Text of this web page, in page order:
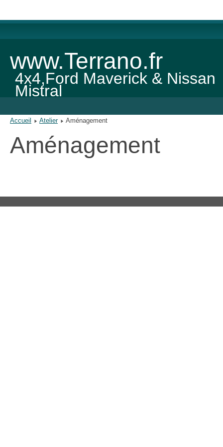
www.Terrano.fr
4x4,Ford Maverick & Nissan
Mistral
Accueil Atelier Aménagement
Aménagement